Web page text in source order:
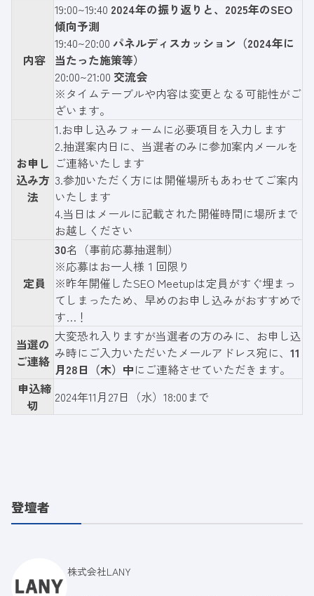
内容
19:00~19:40 2024年の振り返りと、2025年のSEO
傾向予測
19:40~20:00 パネルディスカッション（2024年に
当たった施策等）
20:00~21:00 交流会
※タイムテーブルや内容は変更となる可能性がご
ざいます。
お申し
込み方
法
1.お申し込みフォームに必要項目を入力します
2.抽選案内日に、当選者のみに参加案内メールを
ご連絡いたします
3.参加いただく方には開催場所もあわせてご案内
いたします
4.当日はメールに記載された開催時間に場所まで
お越しください
定員
30名（事前応募抽選制）
※応募はお一人様１回限り
※昨年開催したSEO Meetupは定員がすぐ埋まっ
てしまったため、早めのお申し込みがおすすめで
す…！
当選の
ご連絡
大変恐れ入りますが当選者の方のみに、お申し込
み時にご入力いただいたメールアドレス宛に、 11
月28日（木）中にご連絡させていただきます。
申込締
切
2024年11月27日（水）18:00まで
登壇者
株式会社LANY